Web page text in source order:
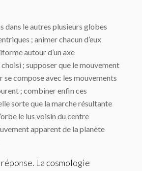
dans le autres plusieurs globes
; animer chacun d’eux
autour d’un axe
; supposer que le mouvement
se compose avec les mouve­ments
; combiner enfin ces
sorte que la marche résultante
le lus voisin du centre
apparent de la planète
La cosmologie